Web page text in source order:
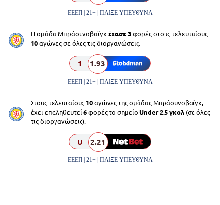
ΕΕΕΠ | 21+ | ΠΑΙΞΕ ΥΠΕΥΘΥΝΑ
Η ομάδα Μπράουνσβαϊγκέχασε 3φορές στους τελευταίους
10αγώνες σε όλες τις διοργανώσεις.
1 1.93
ΕΕΕΠ | 21+ | ΠΑΙΞΕ ΥΠΕΥΘΥΝΑ
Στους τελευταίους 10αγώνες της ομάδας Μπράουνσβαϊγκ,
έχει επαληθευτεί 6φορές το σημείο Under 2.5 γκολ (σε όλες
τις διοργανώσεις).
U 2.21
ΕΕΕΠ | 21+ | ΠΑΙΞΕ ΥΠΕΥΘΥΝΑ